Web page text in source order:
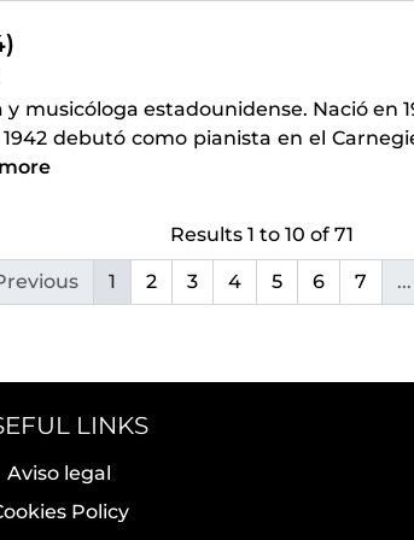
musicóloga estadounidense. Nació en
debutó como pianista en el
Results 1 to 10 of 71
1 2 3 4 5 6 7 ...
LINKS
Aviso legal
Policy